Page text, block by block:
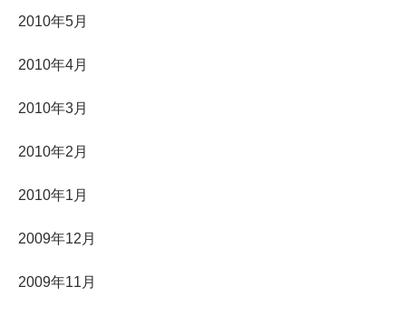
2010年5月
2010年4月
2010年3月
2010年2月
2010年1月
2009年12月
2009年11月